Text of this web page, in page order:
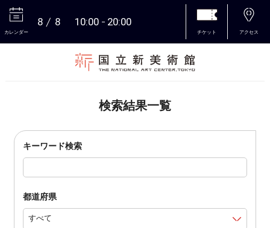
カレンダー
8 8 10:00 20:00
チケット アクセス
検索結果一覧
キーワード検索
都道府県